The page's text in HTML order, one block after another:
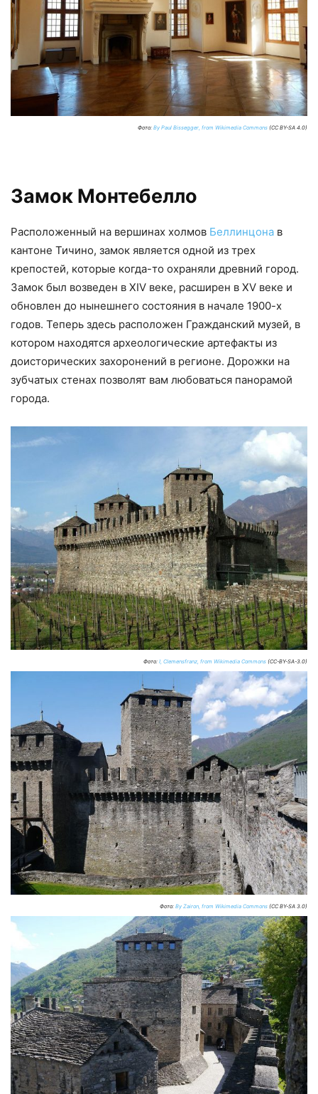
Фото: By Paul Bissegger, from Wikimedia Commons (CC BY-SA 4.0)
Замок Монтебелло
Расположенный на вершинах холмов Беллинцона в
кантоне Тичино, замок является одной из трех
крепостей, которые когда-то охраняли древний город.
Замок был возведен в XIV веке, расширен в XV веке и
обновлен до нынешнего состояния в начале 1900-х
годов. Теперь здесь расположен Гражданский музей, в
котором находятся археологические артефакты из
доисторических захоронений в регионе. Дорожки на
зубчатых стенах позволят вам любоваться панорамой
города.
Фото: I, Clemensfranz, from Wikimedia Commons (CC-BY-SA-3.0)
Фото: By Zairon, from Wikimedia Commons (CC BY-SA 3.0)